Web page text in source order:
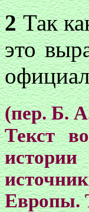
2Так
это
(пер. Б.
Текст
Европы.